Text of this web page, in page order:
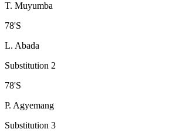
T. Muyumba
78'S
L. Abada
Substitution 2
78'S
P. Agyemang
Substitution 3